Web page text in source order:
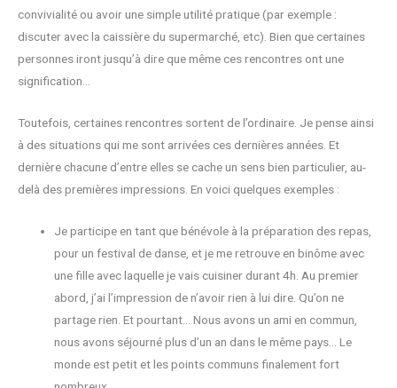
convivialité ou avoir une simple utilité pratique (par exemple :
discuter avec la caissière du supermarché, etc). Bien que certaines
personnes iront jusqu’à dire que même ces rencontres ont une
signification…
Toutefois, certaines rencontres sortent de l’ordinaire. Je pense ainsi
à des situations qui me sont arrivées ces dernières années. Et
dernière chacune d’entre elles se cache un sens bien particulier, au-
delà des premières impressions. En voici quelques exemples :
Je participe en tant que bénévole à la préparation des repas,
pour un festival de danse, et je me retrouve en binôme avec
une fille avec laquelle je vais cuisiner durant 4h. Au premier
abord, j’ai l’impression de n’avoir rien à lui dire. Qu’on ne
partage rien. Et pourtant… Nous avons un ami en commun,
nous avons séjourné plus d’un an dans le même pays… Le
monde est petit et les points communs finalement fort